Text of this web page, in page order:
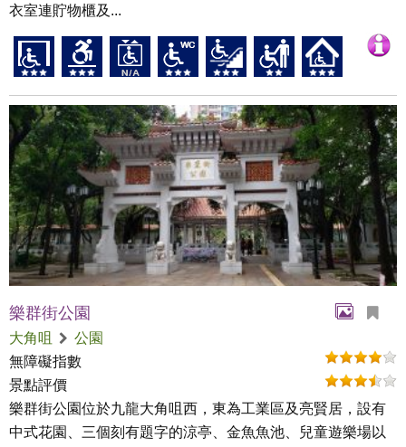
衣室連貯物櫃及...
樂群街公園
大角咀
公園
無障礙指數
景點評價
樂群街公園位於九龍大角咀西，東為工業區及亮賢居，設有
中式花園、三個刻有題字的涼亭、金魚魚池、兒童遊樂場以